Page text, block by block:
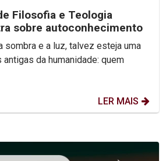
Filosofia e Teologia
sobre autoconhecimento
sombra e a luz, talvez esteja uma
da humanidade: quem
LER MAIS